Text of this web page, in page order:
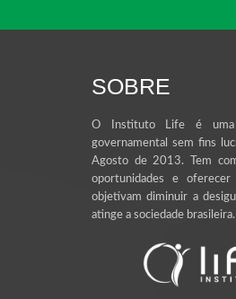
SOBRE
O Instituto Life é uma
governamental sem fins
Agosto de 2013. Tem
oportunidades e oferecer
objetivam diminuir a
atinge a sociedade brasileira.